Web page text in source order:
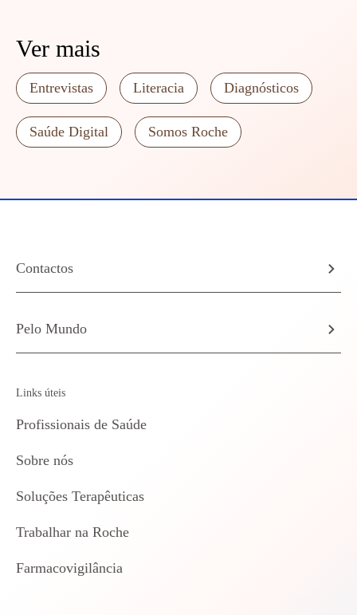
Ver mais
Entrevistas Literacia Diagnósticos
Saúde Digital Somos Roche
Contactos
Pelo Mundo
Links úteis
Profissionais de Saúde
Sobre nós
Soluções Terapêuticas
Trabalhar na Roche
Farmacovigilância